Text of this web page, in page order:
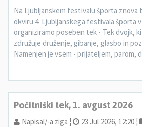
Na Ljubljanskem festivalu športa znova
okviru 4. Ljubljanskega festivala športa
organiziramo poseben tek - Tek dvojk,
združuje druženje, gibanje, glasbo in
Namenjen je vsem - prijateljem, parom,
Počitniški tek, 1. avgust 2026
Napisal/-a ziga ¦ 23 Jul 2026, 12:20 ¦